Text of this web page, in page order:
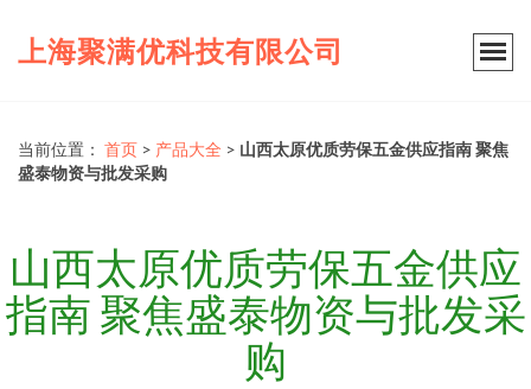
上海聚满优科技有限公司
当前位置： 首页 > 产品大全 > 山西太原优质劳保五金供应指南 聚焦
盛泰物资与批发采购
山西太原优质劳保五金供应
指南 聚焦盛泰物资与批发采
购